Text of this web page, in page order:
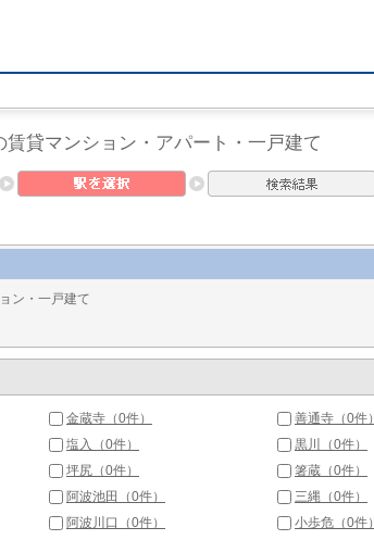
貸マンション・アパート・一戸建て
ン・一戸建て
金蔵寺（0件）
善通寺（0件）
塩入（0件）
黒川（0件）
坪尻（0件）
箸蔵（0件）
阿波池田（0件）
三縄（0件）
阿波川口（0件）
小歩危（0件）